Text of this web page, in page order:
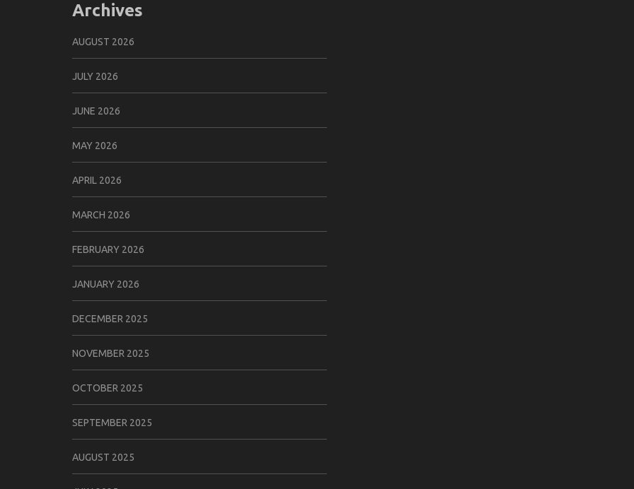
Archives
AUGUST 2026
JULY 2026
JUNE 2026
MAY 2026
APRIL 2026
MARCH 2026
FEBRUARY 2026
JANUARY 2026
DECEMBER 2025
NOVEMBER 2025
OCTOBER 2025
SEPTEMBER 2025
AUGUST 2025